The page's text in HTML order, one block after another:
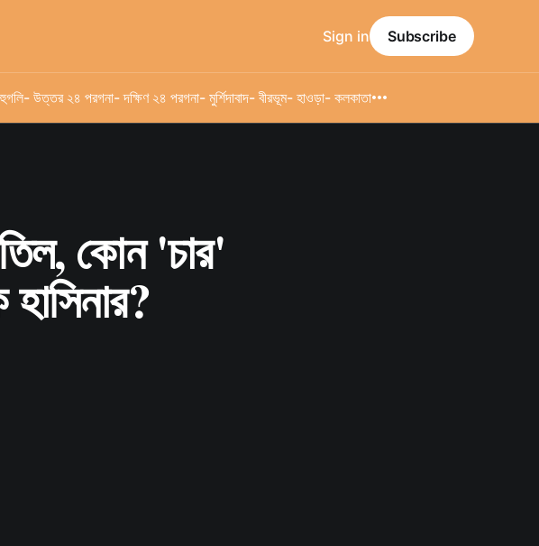
- উত্তর ২৪ পরগনা- দক্ষিণ ২৪ পরগনা- মুর্শিদাবাদ- বীরভূম- হাওড়া- কলকাতা
Sign in Subscribe
কোন 'চার'